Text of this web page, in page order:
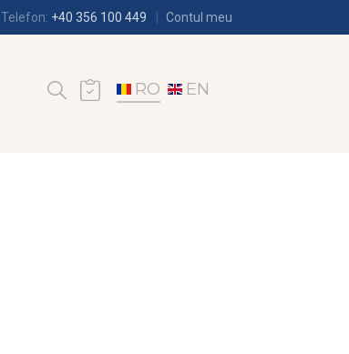
Telefon: +40 356 100 449 Contul meu
RO EN